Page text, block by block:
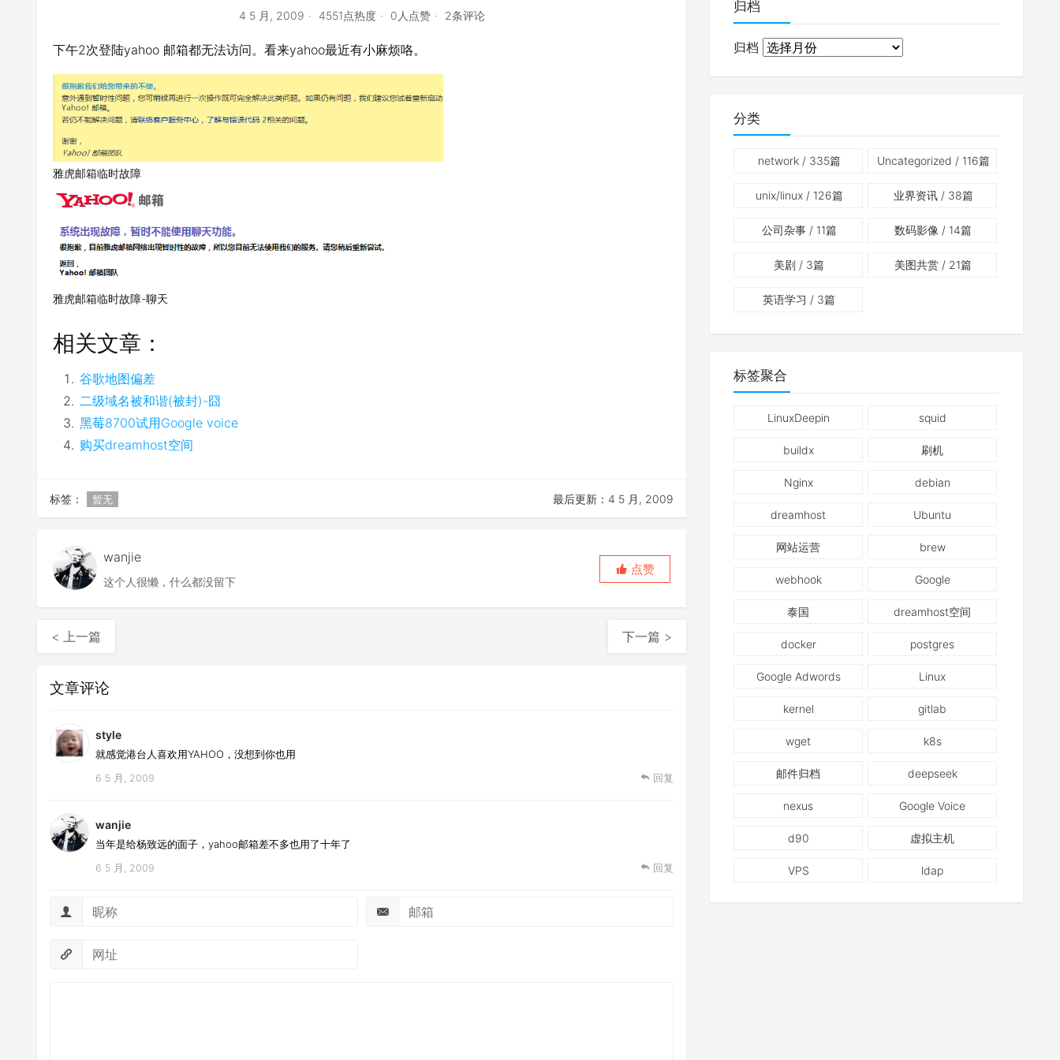
4 5 月, 2009 4551点热度 0人点赞 2条评论
下午2次登陆yahoo 邮箱都无法访问。看来yahoo最近有小麻烦咯。
雅虎邮箱临时故障
雅虎邮箱临时故障-聊天
相关文章：
谷歌地图偏差
二级域名被和谐(被封)-囧
黑莓8700试用Google voice
购买dreamhost空间
标签： 暂无 最后更新：4 5 月, 2009
wanjie
这个人很懒，什么都没留下
点赞
< 上一篇 下一篇 >
文章评论
style
就感觉港台人喜欢用YAHOO，没想到你也用
6 5 月, 2009 回复
wanjie
当年是给杨致远的面子，yahoo邮箱差不多也用了十年了
6 5 月, 2009 回复
归档
归档
分类
network/ 335篇 Uncategorized / 116篇
unix/linux/ 126篇 业界资讯/ 38篇
公司杂事/ 11篇 数码影像 / 14篇
美剧 / 3篇 美图共赏 / 21篇
英语学习 / 3篇
标签聚合
LinuxDeepin squid
buildx 刷机
Nginx debian
dreamhost Ubuntu
网站运营 brew
webhook Google
泰国 dreamhost空间
docker postgres
Google Adwords Linux
kernel gitlab
wget k8s
邮件归档 deepseek
nexus Google Voice
d90 虚拟主机
VPS ldap